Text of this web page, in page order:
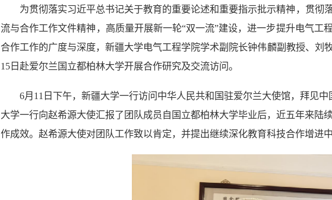
为贯彻落实习近平总书记关于教育的重要论述和重要指示批示精神，贯彻
流与合作工作文件精神，高质量开展新一轮“双一流”建设，进一步提升电气工
合作工作的广度与深度，新疆大学电气工程学院学术副院长钟伟麟副教授、刘
15 日赴爱尔兰国立都柏林大学开展合作研究及交流访问。
6月11日下午，新疆大学一行访问中华人民共和国驻爱尔兰大使馆，拜见
大学一行向赵希源大使汇报了团队成员自国立都柏林大学毕业后，近五年来陆
作成效。赵希源大使对团队工作致以肯定，并提出继续深化教育科技合作增进